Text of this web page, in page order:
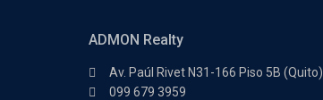
ADMON Realty
Av. Paúl Rivet N31-166 Piso 5B (Quito)
099 679 3959